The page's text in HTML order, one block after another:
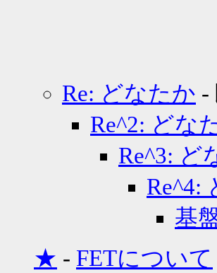
Re: どなたか -
Re^2: どな
Re^3: ど
Re^4:
基
★ - FETについて